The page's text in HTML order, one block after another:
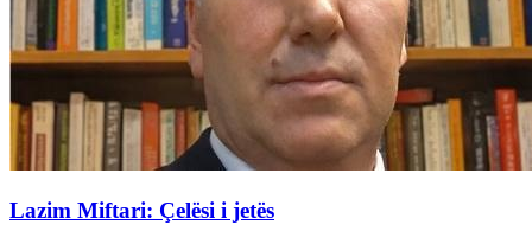
Lazim Miftari: Çelësi i jetës